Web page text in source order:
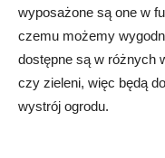
wyposażone są one w
czemu możemy
dostępne są w różnych
czy zieleni, więc będą
wystrój ogrodu.